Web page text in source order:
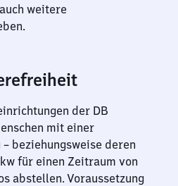
weitere
der DB
mit einer
beziehungsweise deren
für einen Zeitraum von
abstellen. Voraussetzung